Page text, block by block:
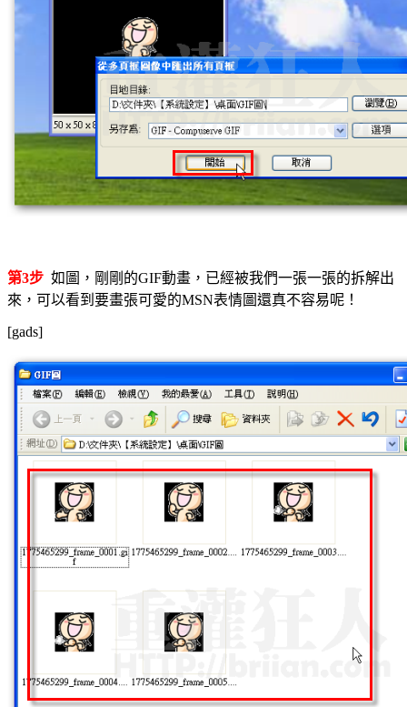
第3步 如圖，剛剛的GIF動畫，已經被我們一張一張的拆解出
來，可以看到要畫張可愛的MSN表情圖還真不容易呢！
[gads]